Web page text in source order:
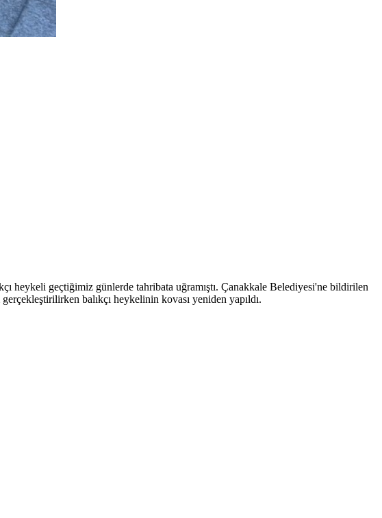
heykeli geçtiğimiz günlerde tahribata uğramıştı. Çanakkale Belediyesi'ne bildirilen
balıkçı heykelinin kovası yeniden yapıldı.